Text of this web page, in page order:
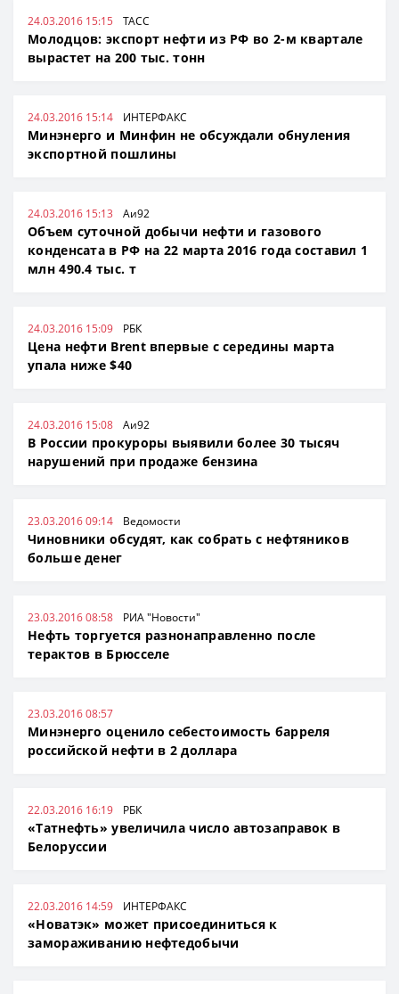
24.03.2016 15:15 ТАСС
Молодцов: экспорт нефти из РФ во 2-м квартале
вырастет на 200 тыс. тонн
24.03.2016 15:14 ИНТЕРФАКС
Минэнерго и Минфин не обсуждали обнуления
экспортной пошлины
24.03.2016 15:13 Аи92
Объем суточной добычи нефти и газового
конденсата в РФ на 22 марта 2016 года составил 1
млн 490.4 тыс. т
24.03.2016 15:09 РБК
Цена нефти Brent впервые с середины марта
упала ниже $40
24.03.2016 15:08 Аи92
В России прокуроры выявили более 30 тысяч
нарушений при продаже бензина
23.03.2016 09:14 Ведомости
Чиновники обсудят, как собрать с нефтяников
больше денег
23.03.2016 08:58 РИА "Новости"
Нефть торгуется разнонаправленно после
терактов в Брюсселе
23.03.2016 08:57
Минэнерго оценило себестоимость барреля
российской нефти в 2 доллара
22.03.2016 16:19 РБК
«Татнефть» увеличила число автозаправок в
Белоруссии
22.03.2016 14:59 ИНТЕРФАКС
«Новатэк» может присоединиться к
замораживанию нефтедобычи